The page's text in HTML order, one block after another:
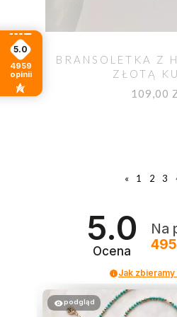
BRANSOLETKA Z
ZŁOTĄ
109,00
« 1 2 3
5.0
Ocena
Na
Jak zbieramy
podgląd
5.0
4959
opinii